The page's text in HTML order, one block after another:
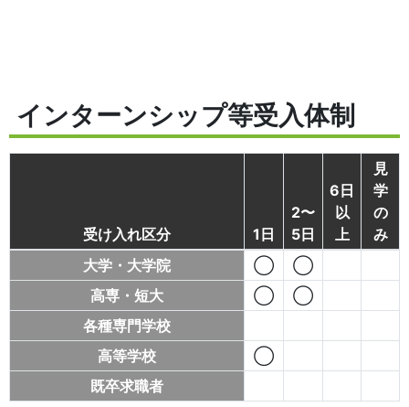
インターンシップ等受入体制
受け入れ区分 1日
2〜
5日
6日
以
上
見
学
の
み
大学・大学院
◯
◯
高専・短大
◯
◯
各種専門学校
高等学校
◯
既卒求職者